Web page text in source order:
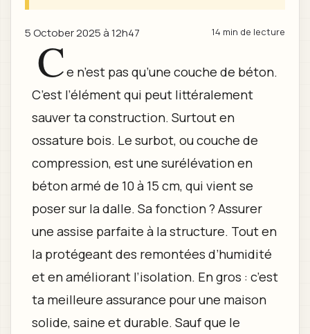
5 October 2025 à 12h47 14 min de lecture
Ce n’est pas qu’une couche de béton.
C’est l’élément qui peut littéralement
sauver ta construction. Surtout en
ossature bois. Le surbot, ou couche de
compression, est une surélévation en
béton armé de 10 à 15 cm, qui vient se
poser sur la dalle. Sa fonction ? Assurer
une assise parfaite à la structure. Tout en
la protégeant des remontées d’humidité
et en améliorant l’isolation. En gros : c’est
ta meilleure assurance pour une maison
solide, saine et durable. Sauf que le